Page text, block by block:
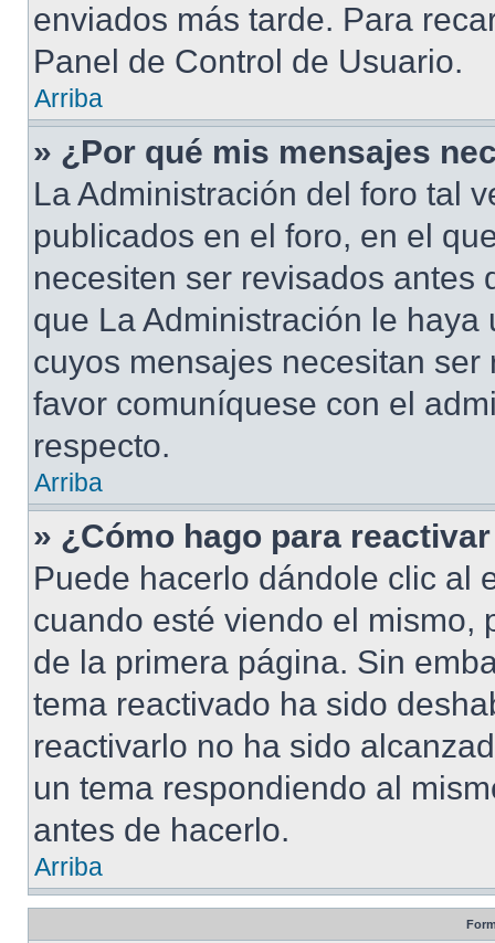
enviados más tarde. Para
Panel de Control de Usuario.
Arriba
» ¿Por qué mis mensajes
La Administración del foro tal
publicados en el foro, en el
necesiten ser revisados antes
que La Administración le
cuyos mensajes necesitan
favor comuníquese con el
respecto.
Arriba
» ¿Cómo hago para
Puede hacerlo dándole clic al
cuando esté viendo el mismo,
de la primera página. Sin
tema reactivado ha sido
reactivarlo no ha sido
un tema respondiendo al
antes de hacerlo.
Arriba